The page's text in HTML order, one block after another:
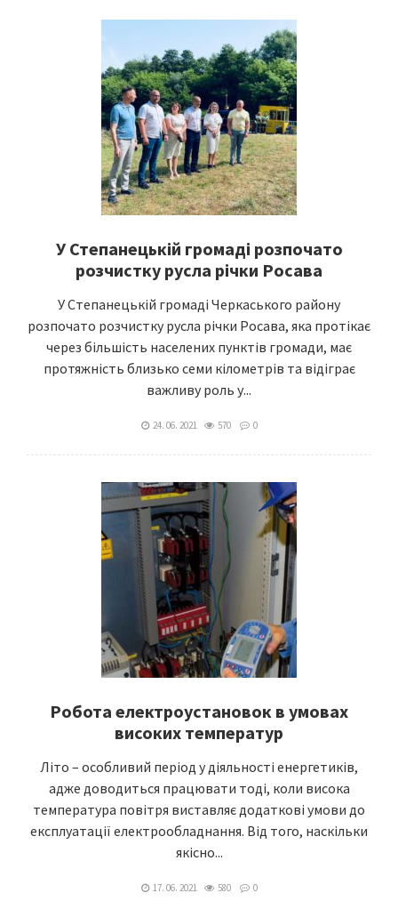
У Степанецькій громаді розпочато
розчистку русла річки Росава
У Степанецькій громаді Черкаського району
розпочато розчистку русла річки Росава, яка протікає
через більшість населених пунктів громади, має
протяжність близько семи кілометрів та відіграє
важливу роль у...
24. 06. 2021 570 0
Робота електроустановок в умовах
високих температур
Літо – особливий період у діяльності енергетиків,
адже доводиться працювати тоді, коли висока
температура повітря виставляє додаткові умови до
експлуатації електрообладнання. Від того, наскільки
якісно...
17. 06. 2021 580 0